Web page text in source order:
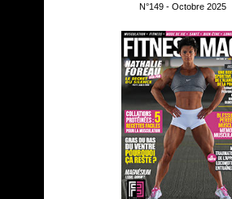
N°149 - Octobre 2025